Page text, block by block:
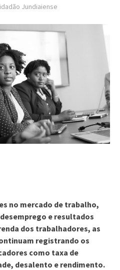
Jundiaiense
no mercado de trabalho,
e resultados
dos trabalhadores, as
registrando os
como taxa de
desalento e rendimento.